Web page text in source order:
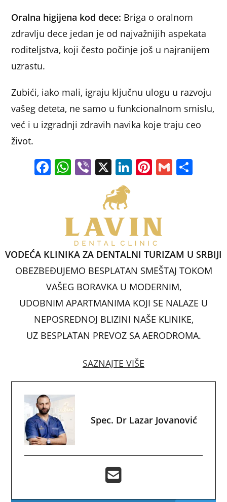
o
k
p
Oralna higijena kod dece: Briga o oralnom
zdravlju dece jedan je od najvažnijih aspekata
roditeljstva, koji često počinje još u najranijem
uzrastu.
Zubići, iako mali, igraju ključnu ulogu u razvoju
vašeg deteta, ne samo u funkcionalnom smislu,
već i u izgradnji zdravih navika koje traju ceo
život.
F
o
o
k
W
A
p
p
Vi
er
X Li
e
dI
n
Pi
e
st
G
VODEĆA KLINIKA ZA DENTALNI TURIZAM U SRBIJI
OBEZBEĐUJEMO BESPLATAN SMEŠTAJ TOKOM
VAŠEG BORAVKA U MODERNIM,
UDOBNIM APARTMANIMA KOJI SE NALAZE U
NEPOSREDNOJ BLIZINI NAŠE KLINIKE,
UZ BESPLATAN PREVOZ SA AERODROMA.
SAZNAJTE VIŠE
Spec. Dr Lazar Jovanović